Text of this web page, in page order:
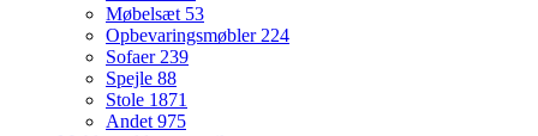
Møbelsæt 53
Opbevaringsmøbler224
Sofaer239
Spejle 88
Stole 1871
Andet975